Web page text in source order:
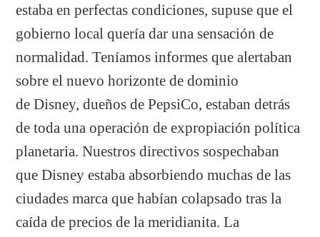
estaba en perfectas condiciones, supuse que el
gobierno local quería dar una sensación de
normalidad. Teníamos informes que alertaban
sobre el nuevo horizonte de dominio
de Disney, dueños de PepsiCo, estaban detrás
de toda una operación de expropiación política
planetaria. Nuestros directivos sospechaban
que Disney estaba absorbiendo muchas de las
ciudades marca que habían colapsado tras la
caída de precios de la meridianita. La